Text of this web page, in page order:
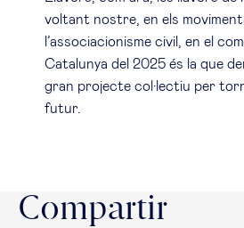
voltant nostre, en els
l’associacionisme civil, en el
Catalunya del 2025 és la que
gran projecte col·lectiu per
futur.
Compartir